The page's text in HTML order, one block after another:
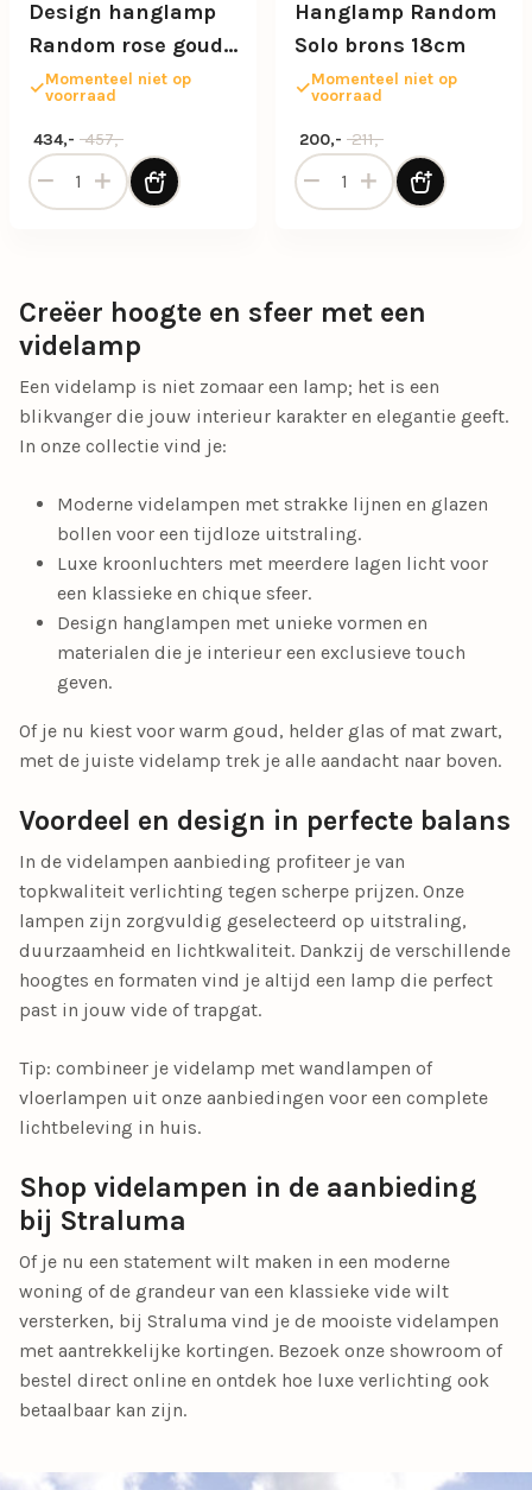
Design hanglamp
Random rose goud
glas inclusief LED
Momenteel niet op
voorraad
457,-
Oorspronkelijke prijs was: 457,-.
434,-
Huidige prijs is: 434,-.
Design hanglamp Random rose goud glas inclusief LED
Hanglamp Random
Solo brons 18cm
Momenteel niet op
voorraad
211,-
Oorspronkelijke prijs was:
200,-
Huidige prijs is: 200,-.
Hanglamp Random Solo
Creëer hoogte en sfeer met een
videlamp
Een videlamp is niet zomaar een lamp; het is een
blikvanger die jouw interieur karakter en elegantie geeft.
In onze collectie vind je:
Moderne videlampen met strakke lijnen en glazen
bollen voor een tijdloze uitstraling.
Luxe kroonluchters met meerdere lagen licht voor
een klassieke en chique sfeer.
Design hanglampen met unieke vormen en
materialen die je interieur een exclusieve touch
geven.
Of je nu kiest voor warm goud, helder glas of mat zwart,
met de juiste videlamp trek je alle aandacht naar boven.
Voordeel en design in perfecte balans
In de videlampen aanbieding profiteer je van
topkwaliteit verlichting tegen scherpe prijzen. Onze
lampen zijn zorgvuldig geselecteerd op uitstraling,
duurzaamheid en lichtkwaliteit. Dankzij de verschillende
hoogtes en formaten vind je altijd een lamp die perfect
past in jouw vide of trapgat.
Tip: combineer je videlamp met wandlampen of
vloerlampen uit onze aanbiedingen voor een complete
lichtbeleving in huis.
Shop videlampen in de aanbieding
bij Straluma
Of je nu een statement wilt maken in een moderne
woning of de grandeur van een klassieke vide wilt
versterken, bij Straluma vind je de mooiste videlampen
met aantrekkelijke kortingen. Bezoek onze showroom of
bestel direct online en ontdek hoe luxe verlichting ook
betaalbaar kan zijn.